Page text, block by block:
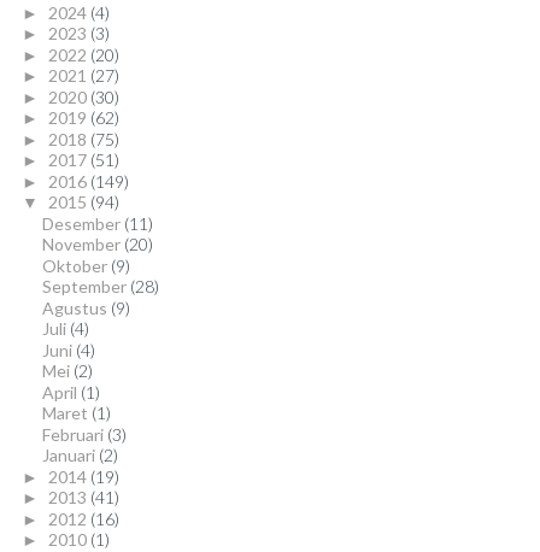
► 2024 (4)
► 2023 (3)
► 2022 (20)
► 2021 (27)
► 2020 (30)
► 2019 (62)
► 2018 (75)
► 2017 (51)
► 2016 (149)
▼ 2015 (94)
Desember (11)
November (20)
Oktober (9)
September (28)
Agustus (9)
Juli (4)
Juni (4)
Mei (2)
April (1)
Maret (1)
Februari (3)
Januari (2)
► 2014 (19)
► 2013 (41)
► 2012 (16)
► 2010 (1)